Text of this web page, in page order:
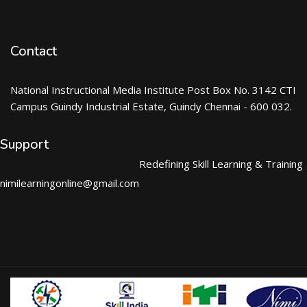
Contact
National Instructional Media Institute Post Box No. 3142 CTI
Campus Guindy Industrial Estate, Guindy Chennai - 600 032.
Support
nimilearningonline@gmail.com
Redefining Skill Learning & Training